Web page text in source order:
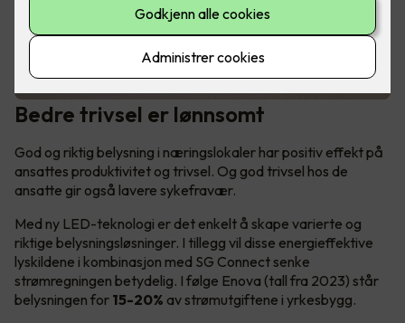
Bedre trivsel er lønnsomt
God og riktig belysning i næringslokaler har positiv effekt på
ansattes produktivitet og trivsel. Og god trivsel hos de
ansatte gir også lavere sykefravær.
Med ny LED-teknologi er det enkelt å skape varierte og
riktige belysningsløsninger. I tillegg vil disse energieffektive
lyskildene i kombinasjon med SG Connect senke
strømregningen betydelig. I følge Enova (tall fra 2023) står
belysningen for 15-20% av strømutgiftene i yrkesbygg.